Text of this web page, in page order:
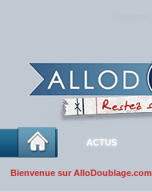
ACTUS
Bienvenue sur AlloDoublage.com